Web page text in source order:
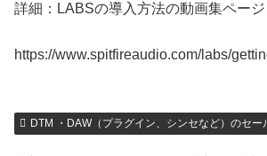
詳細：LABSの導入方法の動画集ページ
https://www.spitfireaudio.com/labs/
DTM ・DAW（プラグイン、シンセなど）のセー